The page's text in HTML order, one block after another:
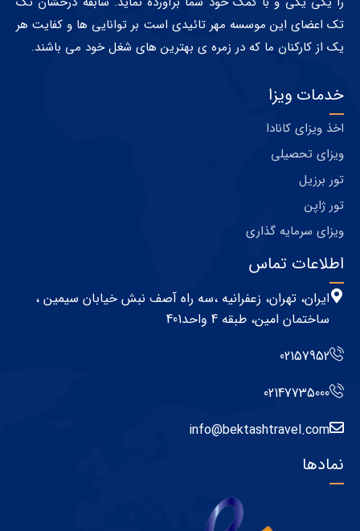
در گشت‌های آزاد تور ژاپن کجا برویم؟